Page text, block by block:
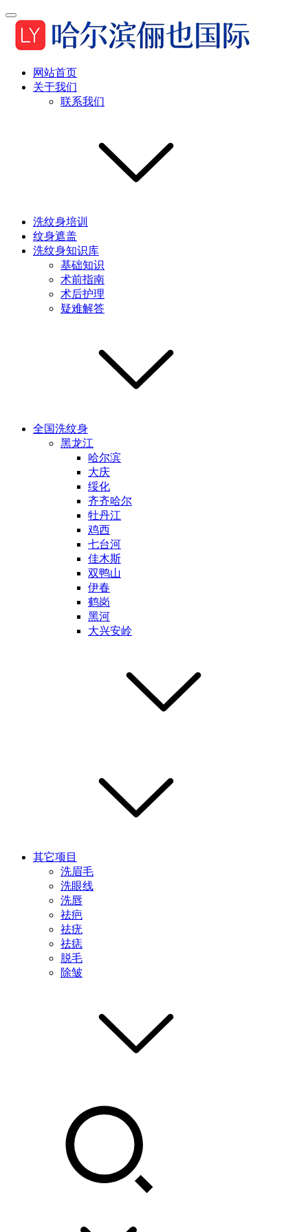
网站首页
关于我们
联系我们
洗纹身培训
纹身遮盖
洗纹身知识库
基础知识
术前指南
术后护理
疑难解答
全国洗纹身
黑龙江
哈尔滨
大庆
绥化
齐齐哈尔
牡丹江
鸡西
七台河
佳木斯
双鸭山
伊春
鹤岗
黑河
大兴安岭
其它项目
洗眉毛
洗眼线
洗唇
祛疤
祛疣
祛痣
脱毛
除皱